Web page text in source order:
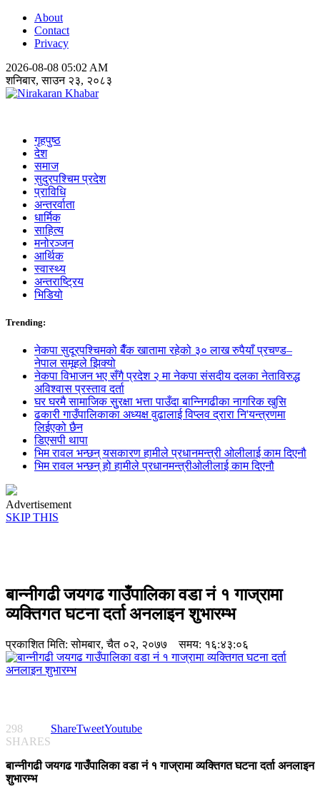
About
Contact
Privacy
2026-08-08 05:02 AM
शनिबार, साउन २३, २०८३
गृहपुष्ठ
देश
समाज
सुदुरपश्चिम प्रदेश
प्राविधि
अन्तरर्वाता
धार्मिक
साहित्य
मनोरञ्जन
आर्थिक
स्वास्थ्य
अन्तराष्ट्रिय
भिडियो
Trending:
नेकपा सुदूरपश्चिमको बैँक खातामा रहेको ३० लाख रुपैयाँ प्रचण्ड–
नेपाल समूहले झिक्य‍ो
नेकपा विभाजन भए सँगै प्रदेश २ मा नेकपा संसदीय दलका नेताविरुद्ध
अविश्वास प्रस्ताव दर्ता
घर घरमै सामाजिक सुुरक्षा भत्ता पाउँदा बान्निगढीका नागरिक खुसि
ढकारी गाउँपालिकाका अध्यक्ष वुढालाई विप्लव द्रारा नि'यन्त्रणमा
लिईएको छैन
डिएसपी थापा
भिम रावल भन्छन् यसकारण हामीले प्रधानमन्त्री ओलीलाई काम दिएनौ
भिम रावल भन्छन् हो हामीले प्रधानमन्त्रीओलीलाई काम दिएनौ
Advertisement
SKIP THIS
बान्नीगढी जयगढ गाउँपालिका वडा नं १ गाज्रामा
व्यक्तिगत घटना दर्ता अनलाइन शुभारम्भ
प्रकाशित मिति:सोमबार, चैत ०२, २०७७ समय: १६:४३:०६
298
SHARES
ShareTweetYoutube
बान्नीगढी जयगढ गाउँपालिका वडा नं १ गाज्रामा व्यक्तिगत घटना दर्ता अनलाइन
शुभारम्भ